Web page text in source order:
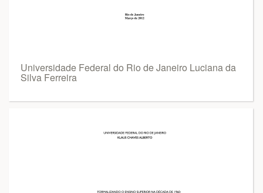
Universidade Federal do Rio de Janeiro Luciana da
Silva Ferreira